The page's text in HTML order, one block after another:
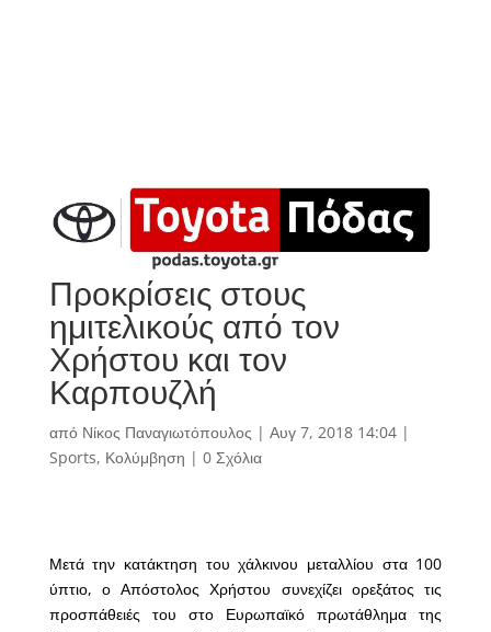
Προκρίσεις στους
ημιτελικούς από τον
Χρήστου και τον
Καρπουζλή
από Νίκος Παναγιωτόπουλος | Αυγ 7, 2018 14:04|
Sports, Κολύμβηση | 0 Σχόλια
Μετά την κατάκτηση του χάλκινου μεταλλίου στα 100
ύπτιο, ο Απόστολος Χρήστου συνεχίζει ορεξάτος τις
προσπάθειές του στο Ευρωπαϊκό πρωτάθλημα της